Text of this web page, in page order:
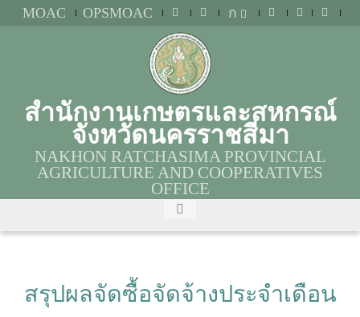
MOAC OPSMOAC ก
สำนักงานเกษตรและสหกรณ์
จังหวัดนครราชสีมา
NAKHON RATCHASIMA PROVINCIAL
AGRICULTURE AND COOPERATIVES
OFFICE
สรุปผลจัดซื้อจัดจ้างประจำเดือน